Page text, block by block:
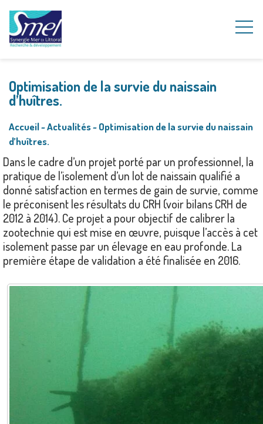
Optimisation de la survie du naissain
d’huîtres.
Accueil~Actualités~Optimisation de la survie du naissain
d’huîtres.
Dans le cadre d’un projet porté par un professionnel, la
pratique de l’isolement d’un lot de naissain qualifié a
donné satisfaction en termes de gain de survie, comme
le préconisent les résultats du CRH (voir bilans CRH de
2012 à 2014). Ce projet a pour objectif de calibrer la
zootechnie qui est mise en œuvre, puisque l’accès à cet
isolement passe par un élevage en eau profonde. La
première étape de validation a été finalisée en 2016.